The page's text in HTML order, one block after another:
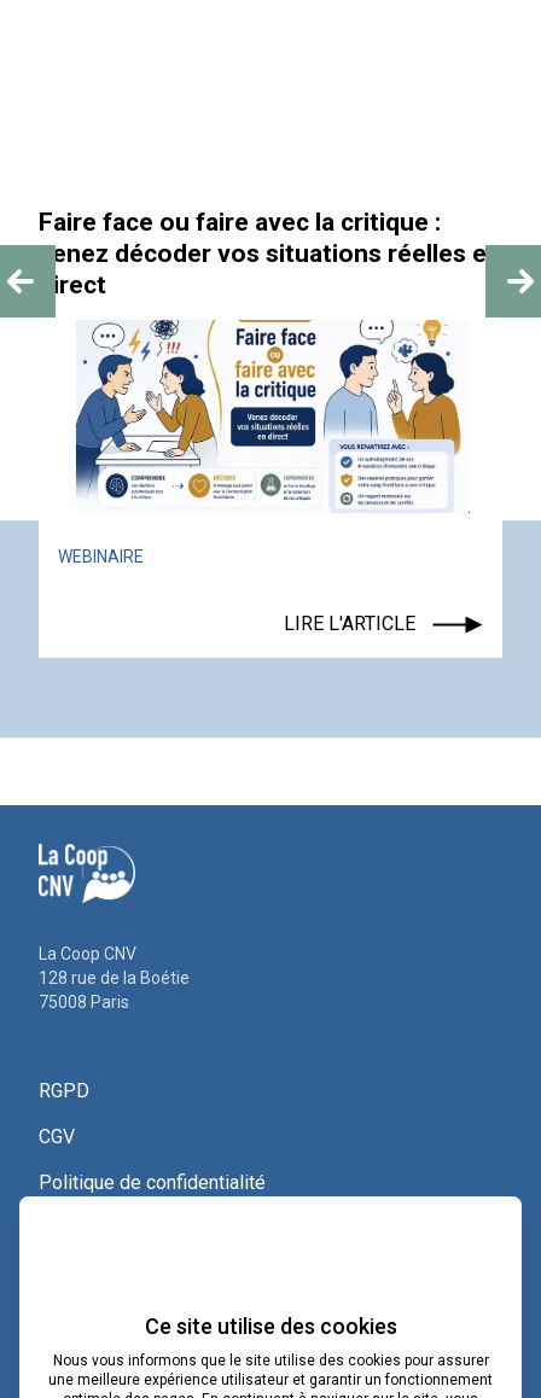
critique :
réelles en
« Au-delà des paillettes »
ACTUALITÉ ÉVÉNEMENT
La Coop CNV
128 rue de la Boétie
75008 Paris
RGPD
CGV
Politique de confidentialité
Voir le certificat QualiopiCe site utilise des cookies
Nous vous informons que le site utilise des cookies pour assurer
une meilleure expérience utilisateur et garantir un fonctionnement